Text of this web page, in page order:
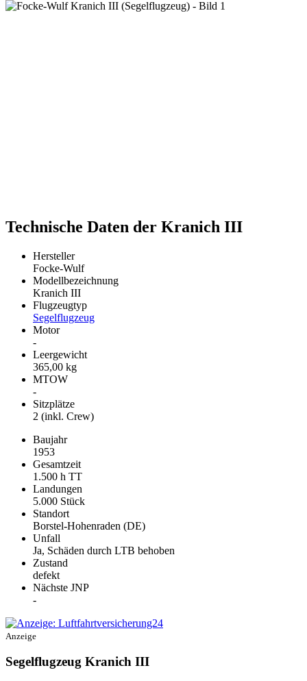
Technische Daten der Kranich III
Hersteller
Focke-Wulf
Modellbezeichnung
Kranich III
Flugzeugtyp
Segelflugzeug
Motor
-
Leergewicht
365,00 kg
MTOW
-
Sitzplätze
2 (inkl. Crew)
Baujahr
1953
Gesamtzeit
1.500 h TT
Landungen
5.000 Stück
Standort
Borstel-Hohenraden (DE)
Unfall
Ja, Schäden durch LTB behoben
Zustand
defekt
Nächste JNP
-
Anzeige
Segelflugzeug Kranich III